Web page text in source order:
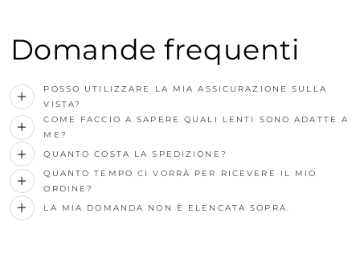
Domande frequenti
POSSO UTILIZZARE LA MIA ASSICURAZIONE SULLA
VISTA?
COME FACCIO A SAPERE QUALI LENTI SONO ADATTE A
ME?
QUANTO COSTA LA SPEDIZIONE?
QUANTO TEMPO CI VORRÀ PER RICEVERE IL MIO
ORDINE?
LA MIA DOMANDA NON È ELENCATA SOPRA.